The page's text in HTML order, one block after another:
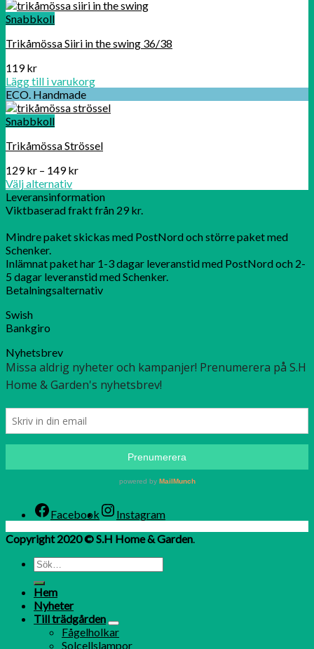
Snabbkoll
Trikåmössa Siiri in the swing 36/38
119kr
Lägg till i varukorg
ECO. Handmade
Snabbkoll
Trikåmössa Strössel
129kr – 149kr
Välj alternativ
Leveransinformation
Viktbaserad frakt från 29 kr.
Mindre paket skickas med PostNord och större paket med
Schenker.
Inlämnat paket har 1-3 dagar leveranstid med PostNord och 2-
5 dagar leveranstid med Schenker.
Betalningsalternativ
Swish
Bankgiro
Nyhetsbrev
Facebook
Instagram
Copyright 2020 © S.H Home & Garden.
Hem
Nyheter
Till trädgården
Fågelholkar
Solcellslampor